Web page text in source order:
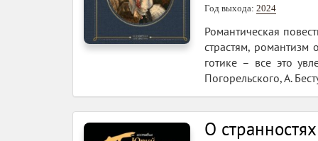
Год выхода: 2024
Романтическая
страстям,
готике – все это
Погорельского, А.
О